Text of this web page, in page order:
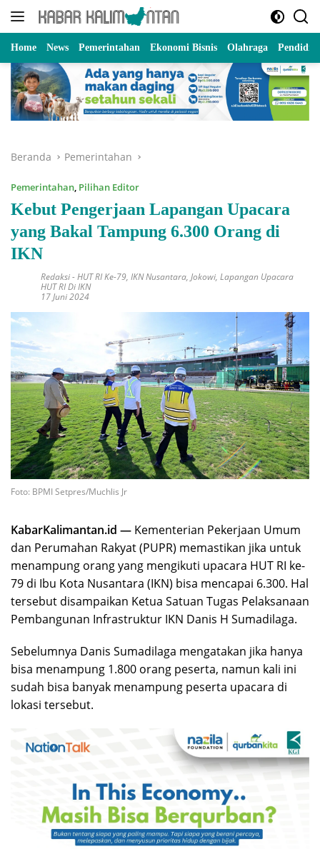
Langsung
Home News Pemerintahan Ekonomi Bisnis Olahraga
Beranda Pemerintahan
Pemerintahan, Pilihan Editor
Kebut Pengerjaan Lapangan Upacara
yang Bakal Tampung 6.300 Orang di
IKN
Redaksi-HUT RI Ke-79, IKN Nusantara, Jokowi, Lapangan Upacara
HUT RI Di IKN
17 Juni 2024
Foto: BPMI Setpres/Muchlis Jr
KabarKalimantan.id — Kementerian Pekerjaan Umum
dan Perumahan Rakyat (PUPR) memastikan jika untuk
menampung orang yang mengikuti upacara HUT RI ke-
79 di Ibu Kota Nusantara (IKN) bisa mencapai 6.300. Hal
tersebut disampaikan Ketua Satuan Tugas Pelaksanaan
Pembangunan Infrastruktur IKN Danis H Sumadilaga.
Sebelumnya Danis Sumadilaga mengatakan jika hanya
bisa menampung 1.800 orang peserta, namun kali ini
sudah bisa banyak menampung peserta upacara di
lokasi tersebut.